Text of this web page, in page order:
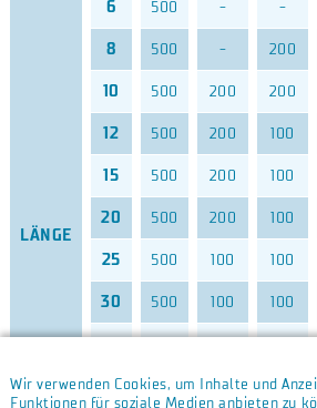
LÄNGE
6 500 - -
8 500 - 200
10 500 200 200
12 500 200 100
15 500 200 100
20 500 200 100
25 500 100 100
30 500 100 100
40 - - 100
Wir verwenden Cookies, um Inhalte und
Funktionen für soziale Medien anbieten zu